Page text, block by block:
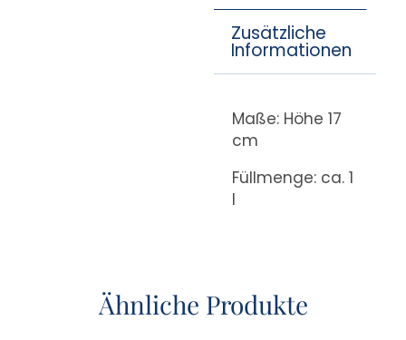
Zusätzliche
Informationen
Maße: Höhe 17
cm
Füllmenge: ca. 1
l
Ähnliche Produkte